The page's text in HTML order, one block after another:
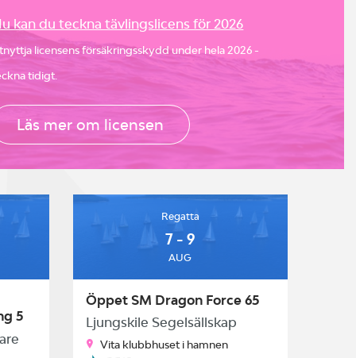
kan du teckna tävlingslicens för 2026
licensens försäkringsskydd under hela 2026 -
tidigt.
Läs mer om licensen
5
Regatta
7 - 9
AUG
Öppet SM Dragon Force 65
Ljungskile Segelsällskap
Vita klubbhuset i hamnen